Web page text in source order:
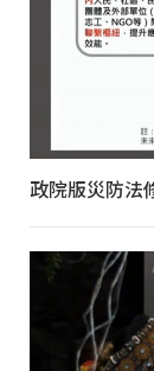
政院版災防法